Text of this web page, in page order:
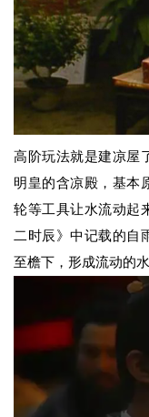
高阶玩法就是建凉屋
明皇的含凉殿，基本
轮等工具让水流动起
二时辰》中记载的自
至檐下，形成流动的